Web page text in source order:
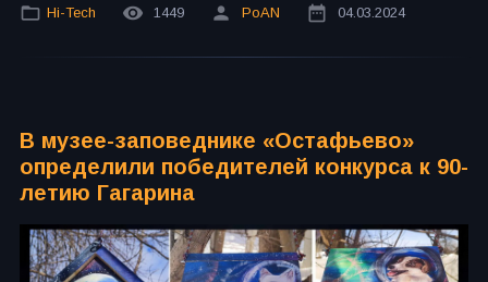
Hi-Tech 1449 PoAN 04.03.2024
В музее-заповеднике «Остафьево»
определили победителей конкурса к 90-
летию Гагарина